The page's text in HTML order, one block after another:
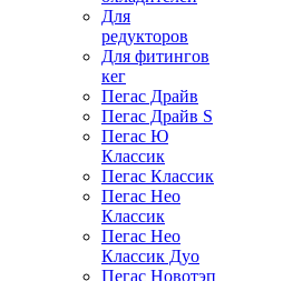
Для
редукторов
Для фитингов
кег
Пегас Драйв
Пегас Драйв S
Пегас Ю
Классик
Пегас Классик
Пегас Нео
Классик
Пегас Нео
Классик Дуо
Пегас Новотэп